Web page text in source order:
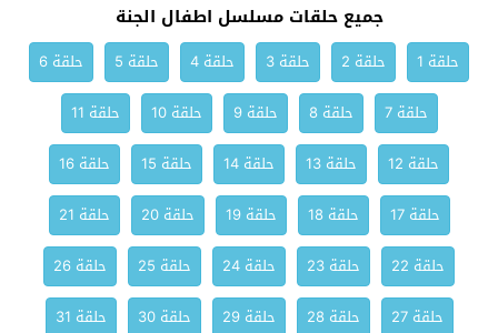
جميع حلقات مسلسل اطفال الجنة
حلقة 1 حلقة 2 حلقة 3 حلقة 4 حلقة 5
حلقة 6
حلقة 7
حلقة 8 حلقة 9 حلقة 10
حلقة 11
حلقة 12
حلقة 13 حلقة 14 حلقة 15
حلقة 16
حلقة 17
حلقة 18 حلقة 19 حلقة 20
حلقة 21
حلقة 22
حلقة 23 حلقة 24 حلقة 25
حلقة 26
حلقة 27
حلقة 28 حلقة 29 حلقة 30
حلقة 31